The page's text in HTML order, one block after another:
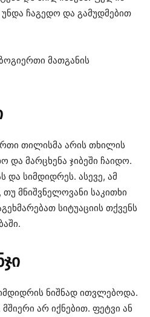
უნდა ჩაგედო და გამუდმებით
მათგანის
თილისმა არის თხილის
და მარცხენა ჯიბეში ჩაიდო.
და სიმდიდრეს. ასევე, ამ
მნიშვნელოვანი საკითხი
სიტუაციის თქვენს
ნიშნად ითვლებოდა.
არ იქნებით. ფეტვი ან